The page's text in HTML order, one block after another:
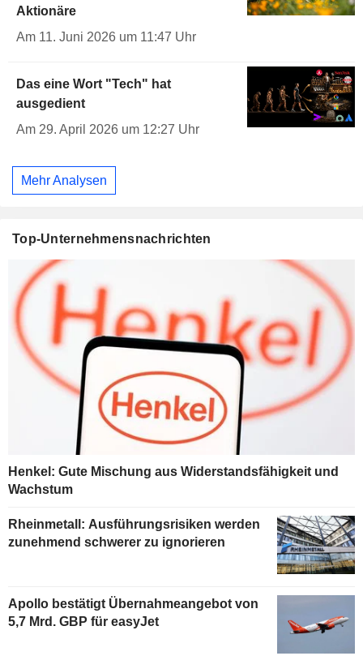
Aktionäre
Am 11. Juni 2026 um 11:47 Uhr
Das eine Wort "Tech" hat
ausgedient
Am 29. April 2026 um 12:27 Uhr
Mehr Analysen
Top-Unternehmensnachrichten
Henkel: Gute Mischung aus Widerstandsfähigkeit und
Wachstum
Rheinmetall: Ausführungsrisiken werden
zunehmend schwerer zu ignorieren
Apollo bestätigt Übernahmeangebot von
5,7 Mrd. GBP für easyJet